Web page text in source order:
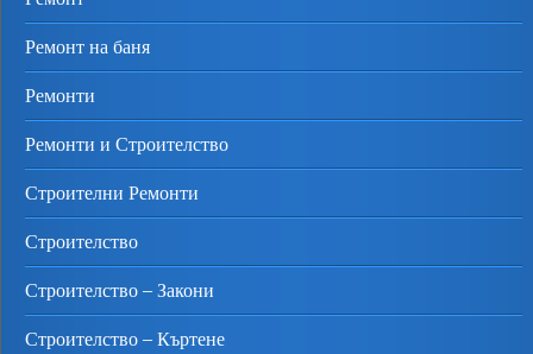
Ремонт на баня
Ремонти
Ремонти и Строителство
Строителни Ремонти
Строителство
Строителство – Закони
Строителство – Къртене